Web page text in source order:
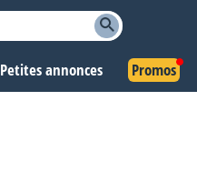
Petites annonces Promos